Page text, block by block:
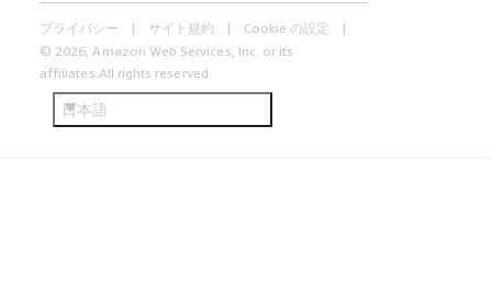
プライバシー サイト規約
Cookie の設定
© 2026, Amazon Web Services, Inc. or its
affiliates.All rights reserved.
日本語